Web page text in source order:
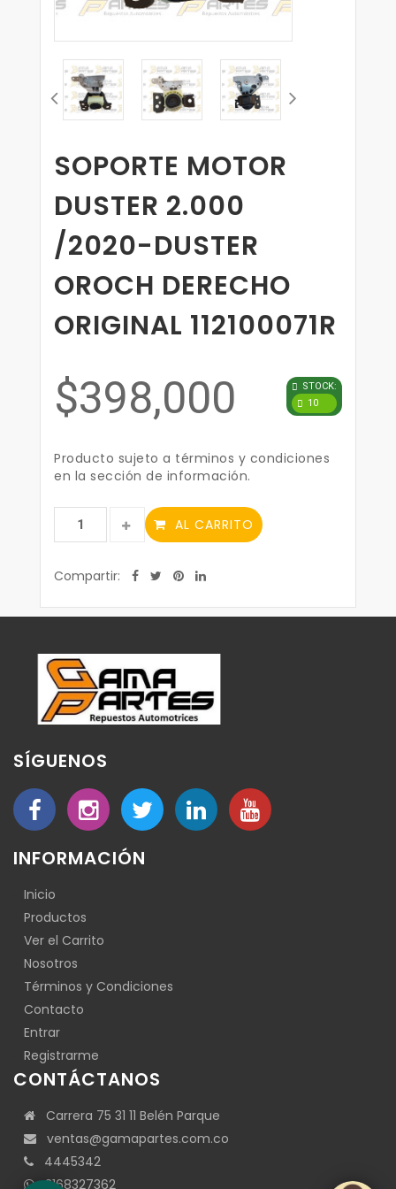
SOPORTE MOTOR
DUSTER 2.000
/2020-DUSTER
OROCH DERECHO
ORIGINAL 112100071R
$398,000
STOCK:
10
Producto sujeto a términos y condiciones
en la sección de información.
AL CARRITO
Compartir:
SÍGUENOS
INFORMACIÓN
Inicio
Productos
Ver el Carrito
Nosotros
Términos y Condiciones
Contacto
Entrar
Registrarme
CONTÁCTANOS
Carrera 75 31 11 Belén Parque
ventas@gamapartes.com.co
4445342
3168327362